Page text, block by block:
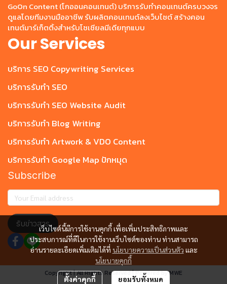
เว็บไซต์นี้มีการใช้งานคุกกี้ เพื่อเพิ่มประสิทธิภาพและ
ประสบการณ์ที่ดีในการใช้งานเว็บไซต์ของท่าน ท่านสามารถ
อ่านรายละเอียดเพิ่มเติมได้ที่ นโยบายความเป็นส่วนตัว และ
นโยบายคุกกี้
ตั้งค่าคุกกี้ ยอมรับทั้งหมด
GoOn Content (โกออนคอนเทนต์) บริการรับทำคอนเทนต์ครบวงจร
ดูแลโดยทีมงานมืออาชีพ รับผลิตคอนเทนต์ลงเว็บไซต์ สร้างคอน
เทนต์มาร์เก็ตติ้งสำหรับโซเชียลมีเดียทุกแบบ
Our Services
บริการ SEO Copywriting Services
บริการรับทำ SEO
บริการรับทำ SEO Website Audit
บริการรับทำ Blog Writing
บริการรับทำ Artwork & VDO Content
บริการรับทำ Google Map ปักหมุด
Subscribe
รับข่าวสาร
Copyright | All Rights Reserved | Powered by MWE